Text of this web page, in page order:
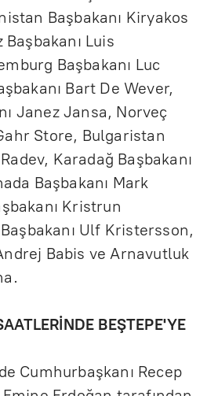
Başbakanı Kiryakos
Luis
Başbakanı Luc
Bart De Wever,
Janez Jansa, Norveç
Store, Bulgaristan
Karadağ Başbakanı
Başbakanı Mark
Kristrun
Ulf Kristersson,
Babis ve Arnavutluk
BEŞTEPE'YE
Cumhurbaşkanı Recep